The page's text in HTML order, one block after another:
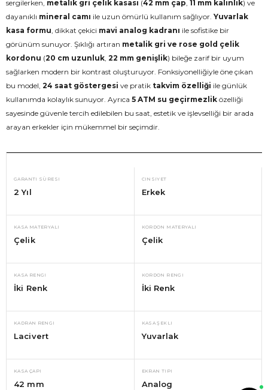
sergilerken, metalik gri çelik kasası (42 mm çap 11 mm kalınlık) ve
dayanıklı mineral camı ile uzun ömürlü kullanım sağlıyor. Yuvarlak
kasa formu , dikkat çekici mavi analog kadranı ile sofistike bir
görünüm sunuyor. Şıklığı artıran metalik gri ve rose gold çelik
kordonu (20 cm uzunluk 22 mm genişlik) bileğe zarif bir uyum
sağlarken modern bir kontrast oluşturuyor. Fonksiyonelliğiyle öne çıkan
bu model, 24 saat göstergesi ve pratik takvim özelliği ile günlük
kullanımda kolaylık sunuyor. Ayrıca 5 ATM su geçirmezlik özelliği
sayesinde güvenle tercih edilebilen bu saat, estetik ve işlevselliği bir arada
arayan erkekler için mükemmel bir seçimdir.
GARANTI SÜRESI
2 Yıl
CINSIYET
Erkek
KASA MATERYALI
Çelik
KORDON MATERYALI
Çelik
KASA RENGI
İki Renk
KORDON RENGI
İki Renk
KADRAN RENGI
Lacivert
KASA ŞEKLI
Yuvarlak
KASA ÇAPI
42 mm
EKRAN TIPI
Analog